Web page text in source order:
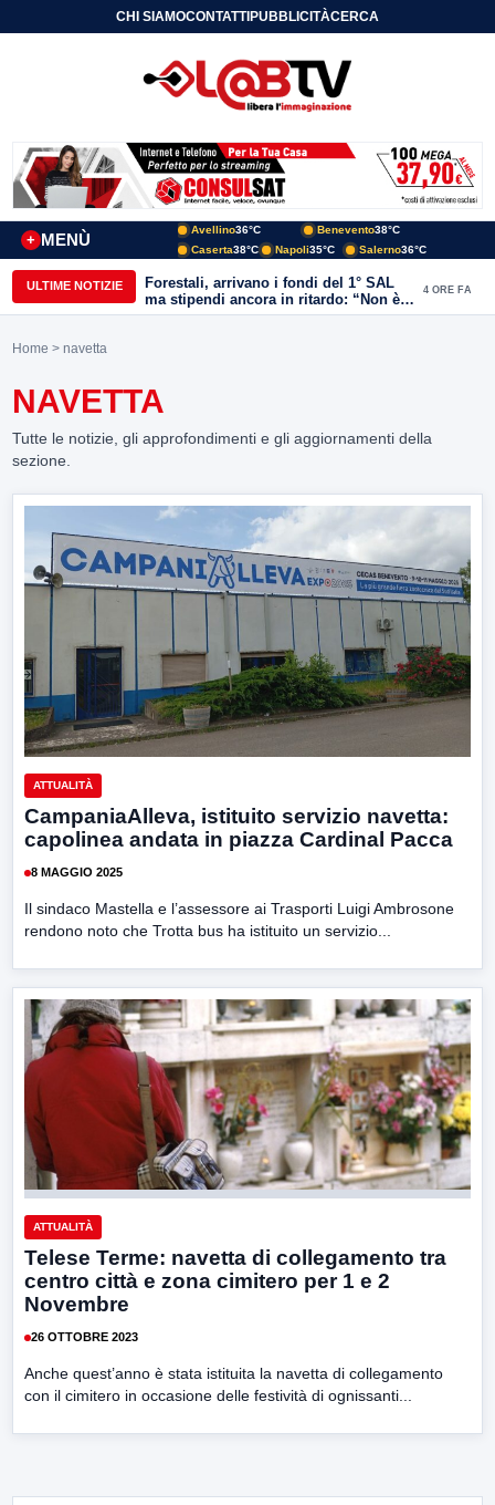
CHI SIAMOCONTATTIPUBBLICITÀCERCA
MENÙ
+
Avellino36°C Benevento38°C
Caserta38°C Napoli35°C Salerno36°C
ULTIME NOTIZIE
Forestali, arrivano i fondi del 1° SAL
ma stipendi ancora in ritardo: “Non è
più sostenibile”
4 ORE FA
Home > navetta
NAVETTA
Tutte le notizie, gli approfondimenti e gli aggiornamenti della
sezione.
ATTUALITÀ
CampaniaAlleva, istituito servizio navetta:
capolinea andata in piazza Cardinal Pacca
8 MAGGIO 2025
Il sindaco Mastella e l’assessore ai Trasporti Luigi Ambrosone
rendono noto che Trotta bus ha istituito un servizio...
ATTUALITÀ
Telese Terme: navetta di collegamento tra
centro città e zona cimitero per 1 e 2
Novembre
26 OTTOBRE 2023
Anche quest’anno è stata istituita la navetta di collegamento
con il cimitero in occasione delle festività di ognissanti...